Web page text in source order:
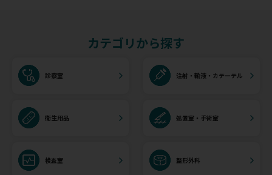
カテゴリから探す
診察室 注射・輸液・カテーテル
衛生用品 処置室・手術室
検査室 整形外科